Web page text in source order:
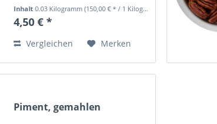
Geschmack. Extrem scharf!!! Chili
Habanero gehören zu den
Inhalt0.03 Kilogramm(150,00 € * / 1 Kilogramm)
4,50 € *
Vergleichen Merken
Piment, gemahlen